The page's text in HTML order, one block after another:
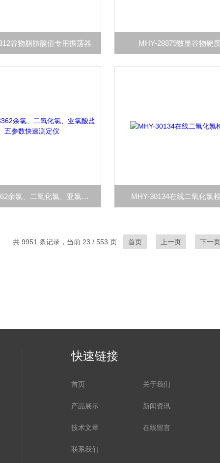
谷物脂肪酸值专用振荡器 MHY-28879数显谷物硬
MHY-13362余氯、二氧化氯、亚氯酸盐五参数快速测定仪 MHY-30134在线二氧化氯
共 9951 条记录，当前 23 / 553 页 首页 上一页 下一页
快速链接
首页 关于我们
产品展示 新闻资讯
技术文章 在线留言
联系我们